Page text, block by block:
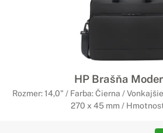
HP Brašňa
Rozmer: 14,0" / Farba: Čierna /
270 x 45 mm /